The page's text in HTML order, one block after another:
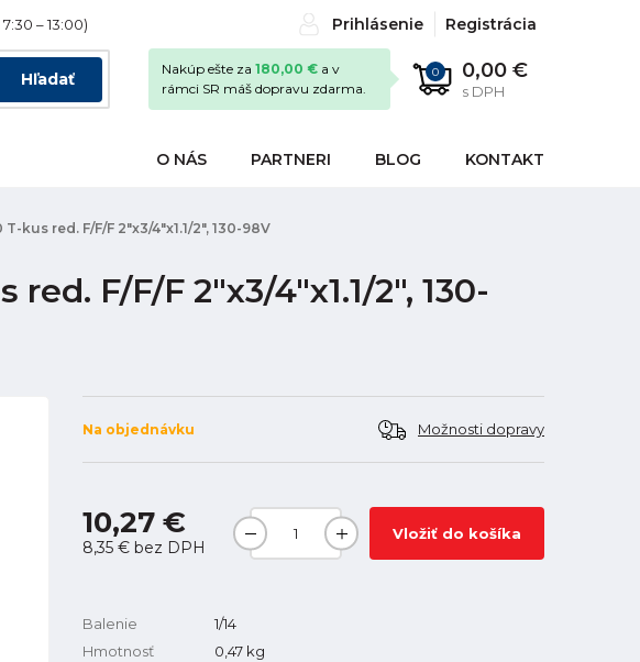
– 13:00) Prihlásenie Registrácia
Hľadať 0 0,00 €
s DPH
Nakúp ešte za 180,00 € a v
rámci SR máš dopravu zdarma.
O NÁS PARTNERI BLOG KONTAKT
kus red. F/F/F 2"x3/4"x1.1/2", 130-98V
F/F/F 2"x3/4"x1.1/2", 130-
Na objednávku Možnosti dopravy
10,27 €
8,35 € bez DPH
Vložiť do košíka
Balenie
1/14
Hmotnosť
0,47 kg